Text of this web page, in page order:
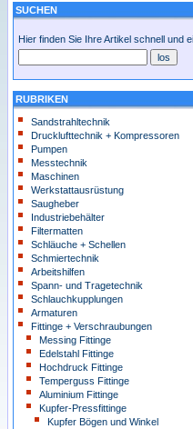
SUCHEN
Hier finden Sie Ihre Artikel schnell und
RUBRIKEN
Sandstrahltechnik
Drucklufttechnik + Kompressoren
Pumpen
Messtechnik
Maschinen
Werkstattausrüstung
Saugheber
Industriebehälter
Filtermatten
Schläuche + Schellen
Schmiertechnik
Arbeitshilfen
Spann- und Tragetechnik
Schlauchkupplungen
Armaturen
Fittinge + Verschraubungen
Messing Fittinge
Edelstahl Fittinge
Hochdruck Fittinge
Temperguss Fittinge
Aluminium Fittinge
Kupfer-Pressfittinge
Kupfer Bögen und Winkel